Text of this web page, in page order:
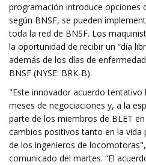
programación introduce opciones
según BNSF, se pueden
toda la red de BNSF. Los
la oportunidad de recibir un “día
además de los días de
BNSF (NYSE: BRK-B).
"Este innovador acuerdo tentativo
meses de negociaciones y, a la
parte de los miembros de BLET
cambios positivos tanto en la
de los ingenieros de
comunicado del martes. “El